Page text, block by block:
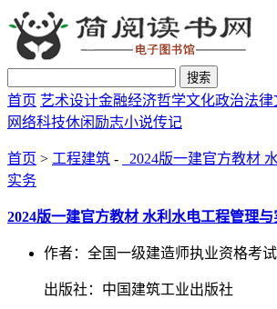
搜索
首页 艺术设计金融经济哲学文化政治法律
网络科技休闲励志小说传记
首页 > 工程建筑 -
2024版一建官方教材
实务
2024版一建官方教材 水利水电工程管理
作者：全国一级建造师执业资格考
出版社：中国建筑工业出版社